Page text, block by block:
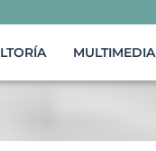
MULTIMEDIA